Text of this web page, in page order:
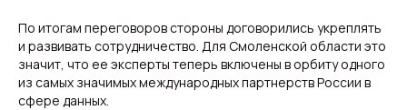
По итогам переговоров стороны договорились укреплять
и развивать сотрудничество. Для Смоленской области это
значит, что ее эксперты теперь включены в орбиту одного
из самых значимых международных партнерств России в
сфере данных.
Эксклюзивы
Спецпроекты